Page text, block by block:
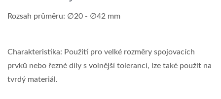
Rozsah průměru: ∅20 - ∅42 mm
Charakteristika: Použití pro velké rozměry spojovacích
prvků nebo řezné díly s volnější tolerancí, lze také použít na
tvrdý materiál.